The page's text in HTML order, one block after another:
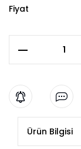
Fiyat
Ürün Bilgisi